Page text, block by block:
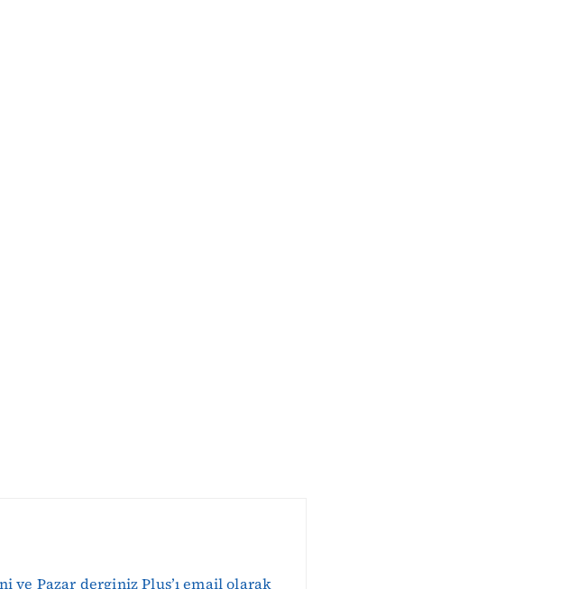
ve Pazar derginiz Plus’ı email olarak